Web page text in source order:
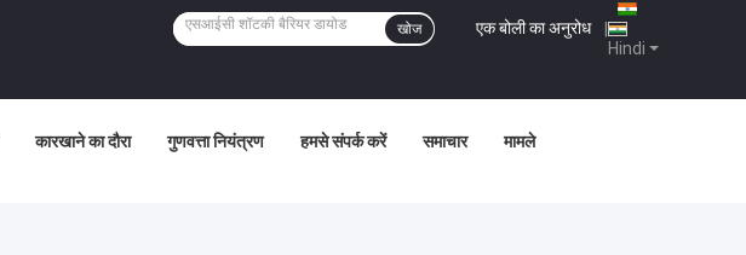
Hindi
एक बोली का अनुरोध |
खोज
कारखाने का दौरा गुणवत्ता नियंत्रण हमसे संपर्क करें समाचार मामले